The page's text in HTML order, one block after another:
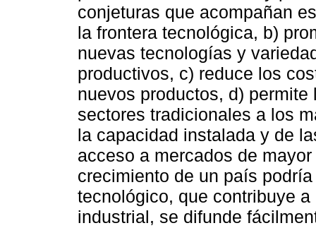
conjeturas que acompañan
la frontera tecnológica, b)
nuevas tecnologías y
productivos, c) reduce los
nuevos productos, d)
sectores tradicionales a los
la capacidad instalada y de
acceso a mercados de
crecimiento de un país
tecnológico, que contribuye
industrial, se difunde